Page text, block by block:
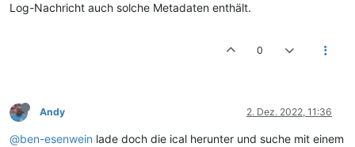
Log-Nachricht auch solche Metadaten enthält.
0
Andy 2. Dez. 2022, 11:36
@ben-esenwein lade doch die ical herunter und suche mit einem